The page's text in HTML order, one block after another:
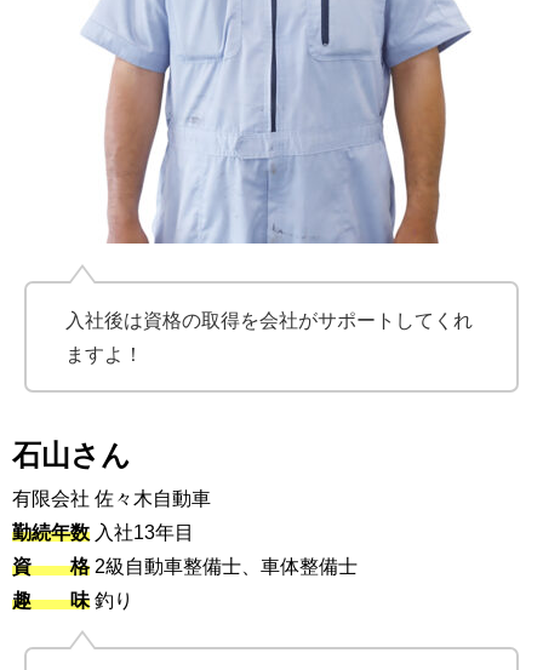
入社後は資格の取得を会社がサポートしてくれ
ますよ！
石山さん
有限会社 佐々木自動車
勤続年数 入社13年目
資 格2級自動車整備士、車体整備士
趣 味 釣り